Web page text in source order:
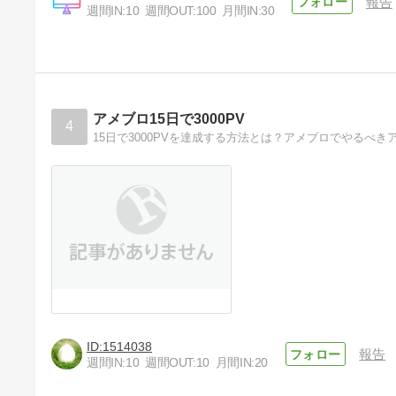
的数学が得意な人向け]
週間IN:10 週間OUT:100 月間IN:30
4 アメブロ15日で3000PV
15日で3000PVを達成する方法とは？アメブロでやるべき
1514038
週間IN:10 週間OUT:10 月間IN:20
報告